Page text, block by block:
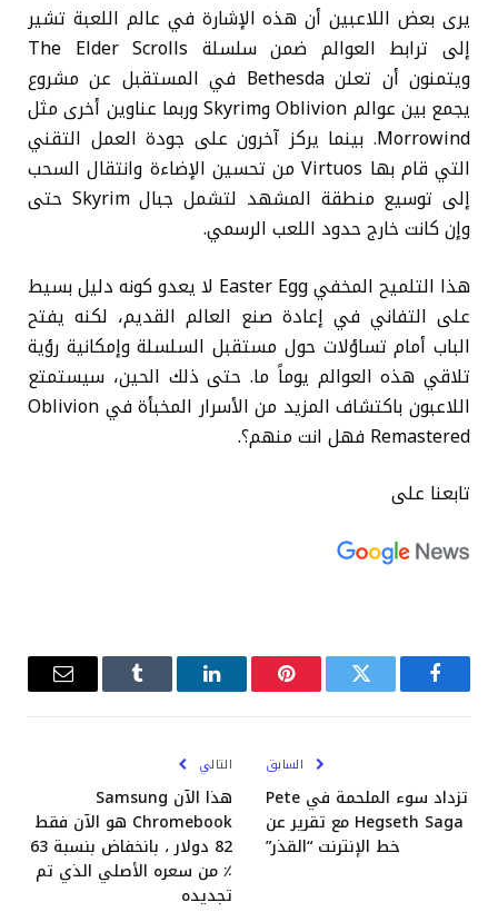
يرى بعض اللاعبين أن هذه الإشارة في عالم اللعبة تشير
إلى ترابط العوالم ضمن سلسلة The Elder Scrolls
ويتمنون أن تعلن Bethesda في المستقبل عن مشروع
يجمع بين عوالم Oblivion وSkyrim وربما عناوين أخرى مثل
Morrowind. بينما يركز آخرون على جودة العمل التقني
التي قام بها Virtuos من تحسين الإضاءة وانتقال السحب
إلى توسيع منطقة المشهد لتشمل جبال Skyrim حتى
وإن كانت خارج حدود اللعب الرسمي.
هذا التلميح المخفي Easter Egg لا يعدو كونه دليل بسيط
على التفاني في إعادة صنع العالم القديم، لكنه يفتح
الباب أمام تساؤلات حول مستقبل السلسلة وإمكانية رؤية
تلاقي هذه العوالم يوماً ما. حتى ذلك الحين، سيستمتع
اللاعبون باكتشاف المزيد من الأسرار المخبأة في Oblivion
Remastered فهل انت منهم؟.
تابعنا على
فيسبوكتويتر بينتيريستلينكدإن Tumblrالبريد
السابق
تزداد سوء الملحمة في Pete
Hegseth Saga مع تقرير عن
خط الإنترنت “القذر”
التالي
هذا الآن Samsung
Chromebook هو الآن فقط
82 دولار ، بانخفاض بنسبة 63
٪ من سعره الأصلي الذي تم
تجديده